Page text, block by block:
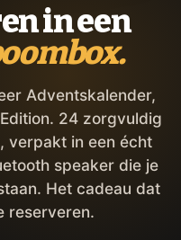
in een
Adventskalender,
24 zorgvuldig
verpakt in een écht
speaker die je
Het cadeau dat
reserveren.